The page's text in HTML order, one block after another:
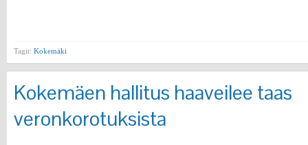
Tagit: Kokemäki
Kokemäen hallitus haaveilee taas
veronkorotuksista